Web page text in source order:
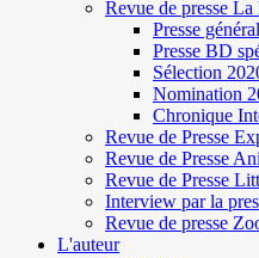
Revue de presse La
Presse
Presse BD
Sélection
Nomination
Chronique
Revue de Presse
Revue de Presse
Revue de Presse
Interview par la
Revue de presse
L'auteur